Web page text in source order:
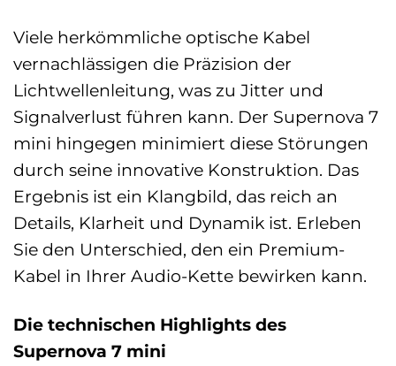
Viele herkömmliche optische Kabel
vernachlässigen die Präzision der
Lichtwellenleitung, was zu Jitter und
Signalverlust führen kann. Der Supernova 7
mini hingegen minimiert diese Störungen
durch seine innovative Konstruktion. Das
Ergebnis ist ein Klangbild, das reich an
Details, Klarheit und Dynamik ist. Erleben
Sie den Unterschied, den ein Premium-
Kabel in Ihrer Audio-Kette bewirken kann.
Die technischen Highlights des
Supernova 7 mini